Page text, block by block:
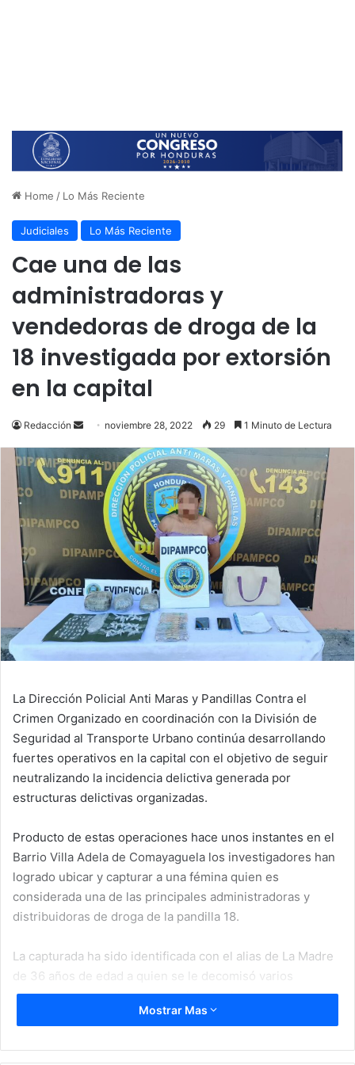
Home / Lo Más Reciente
Judiciales Lo Más Reciente
Cae una de las
administradoras y
vendedoras de droga de la
18 investigada por extorsión
en la capital
Redacción
Send
email
noviembre 28, 2022 29 1 Minuto de Lectura
La Dirección Policial Anti Maras y Pandillas Contra el
Crimen Organizado en coordinación con la División de
Seguridad al Transporte Urbano continúa desarrollando
fuertes operativos en la capital con el objetivo de seguir
neutralizando la incidencia delictiva generada por
estructuras delictivas organizadas.
Producto de estas operaciones hace unos instantes en el
Barrio Villa Adela de Comayaguela los investigadores han
logrado ubicar y capturar a una fémina quien es
considerada una de las principales administradoras y
distribuidoras de droga de la pandilla 18.
La capturada ha sido identificada con el alias de La Madre
de 36 años de edad a quien se le decomisó varios
paquetes que contienen en su interior hierba seca
supuesta marihuana la cual procesaba para poder
que contienen en su interior tanto polvo blanco supuesta
Mostrar Mas